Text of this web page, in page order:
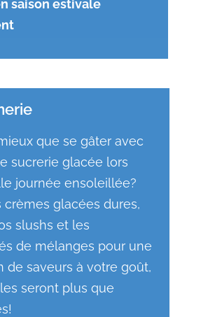
saison estivale
que se gâter avec
sucrerie glacée lors
journée ensoleillée?
crèmes glacées dures,
slushs et les
de mélanges pour une
de saveurs à votre goût,
seront plus que